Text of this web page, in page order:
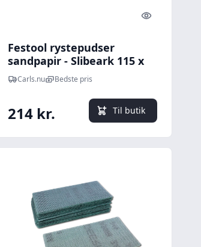
Quick look
Festool rystepudser
sandpapir - Slibeark 115 x
230 mm Korn P320
Carls.nu Bedste pris
214 kr. Til butik